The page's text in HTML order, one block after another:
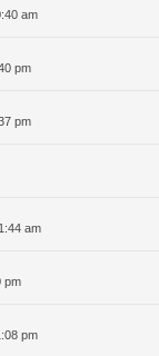
am
pm
pm
am
pm
pm